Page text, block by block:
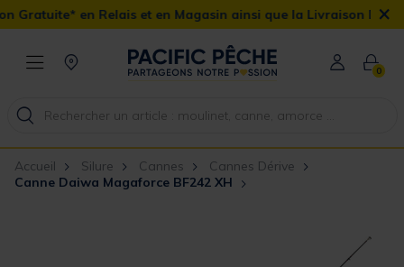
et en Magasin ainsi que la Livraison Domicile offerte dès
×
0
Accueil Silure Cannes
Cannes Dérive
Canne Daiwa Magaforce BF242 XH